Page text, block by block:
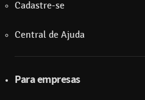
Cadastre-se
Central de Ajuda
Para empresas